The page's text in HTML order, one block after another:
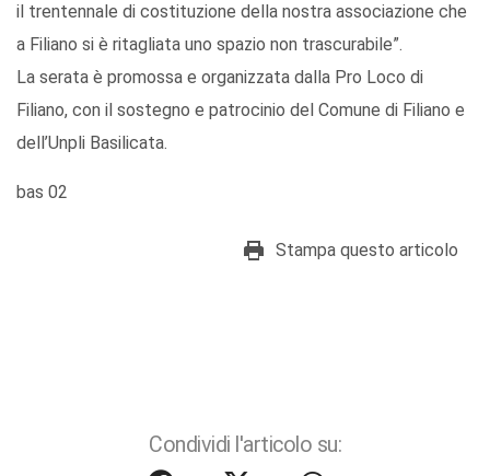
il trentennale di costituzione della nostra associazione che
a Filiano si è ritagliata uno spazio non trascurabile”.
La serata è promossa e organizzata dalla Pro Loco di
Filiano, con il sostegno e patrocinio del Comune di Filiano e
dell’Unpli Basilicata.
bas 02
Stampa questo articolo
Condividi l'articolo su: